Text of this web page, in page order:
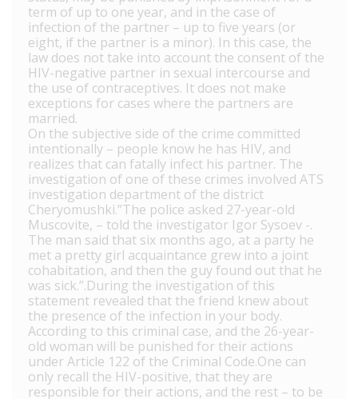
term of up to one year, and in the case of
infection of the partner – up to five years (or
eight, if the partner is a minor). In this case, the
law does not take into account the consent of the
HIV-negative partner in sexual intercourse and
the use of contraceptives. It does not make
exceptions for cases where the partners are
married.
On the subjective side of the crime committed
intentionally – people know he has HIV, and
realizes that can fatally infect his partner. The
investigation of one of these crimes involved ATS
investigation department of the district
Cheryomushki.”The police asked 27-year-old
Muscovite, – told the investigator Igor Sysoev -.
The man said that six months ago, at a party he
met a pretty girl acquaintance grew into a joint
cohabitation, and then the guy found out that he
was sick.”.During the investigation of this
statement revealed that the friend knew about
the presence of the infection in your body.
According to this criminal case, and the 26-year-
old woman will be punished for their actions
under Article 122 of the Criminal Code.One can
only recall the HIV-positive, that they are
responsible for their actions, and the rest – to be